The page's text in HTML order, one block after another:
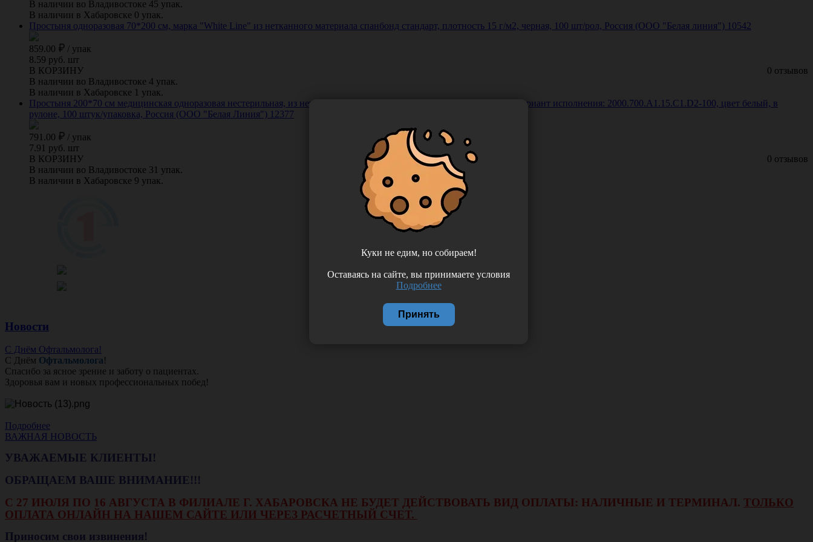
В наличии во Владивостоке 45 упак.
В наличии в Хабаровске 0 упак.
Простыня одноразовая 70*200 см, марка "White Line" из нетканного материала спанбонд стандарт, плотность 15 г/м2, черная, 100 шт/рол, Россия (ООО "Белая линия") 10542
859.00 / упак
8.59 руб. шт
0 отзывов
В КОРЗИНУ
В наличии во Владивостоке 4 упак.
В наличии в Хабаровске 1 упак.
Простыня 200*70 см медицинская одноразовая нестерильная, из нетканого материала спанбонд плотностью 15 г/м2, вариант исполнения: 2000.700.A1.15.C1.D2-100, цвет белый, в
рулоне, 100 штук/упаковка, Россия (ООО "Белая Линия") 12377
791.00 / упак
7.91 руб. шт
0 отзывов
В КОРЗИНУ
В наличии во Владивостоке 31 упак.
В наличии в Хабаровске 9 упак.
Новости
С Днём Офтальмолога!
С Днём Офтальмолога!
Спасибо за ясное зрение и заботу о пациентах.
Здоровья вам и новых профессиональных побед!
Подробнее
ВАЖНАЯ НОВОСТЬ
УВАЖАЕМЫЕ КЛИЕНТЫ!
ОБРАЩАЕМ ВАШЕ ВНИМАНИЕ!!!
С 27 ИЮЛЯ ПО 16 АВГУСТА В ФИЛИАЛЕ Г. ХАБАРОВСКА НЕ БУДЕТ ДЕЙСТВОВАТЬ ВИД ОПЛАТЫ: НАЛИЧНЫЕ И ТЕРМИНАЛ. ТОЛЬКО
ОПЛАТА ОНЛАЙН НА НАШЕМ САЙТЕ ИЛИ ЧЕРЕЗ РАСЧЕТНЫЙ СЧЕТ.
Приносим свои извинения!
Куки не едим, но собираем!
Оставаясь на сайте, вы принимаете условия
Подробнее
Принять